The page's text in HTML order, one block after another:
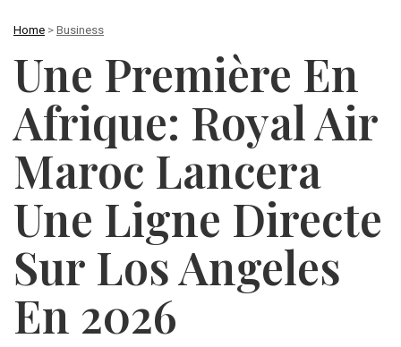
Home > Business
Une Première En
Afrique: Royal Air
Maroc Lancera
Une Ligne Directe
Sur Los Angeles
En 2026